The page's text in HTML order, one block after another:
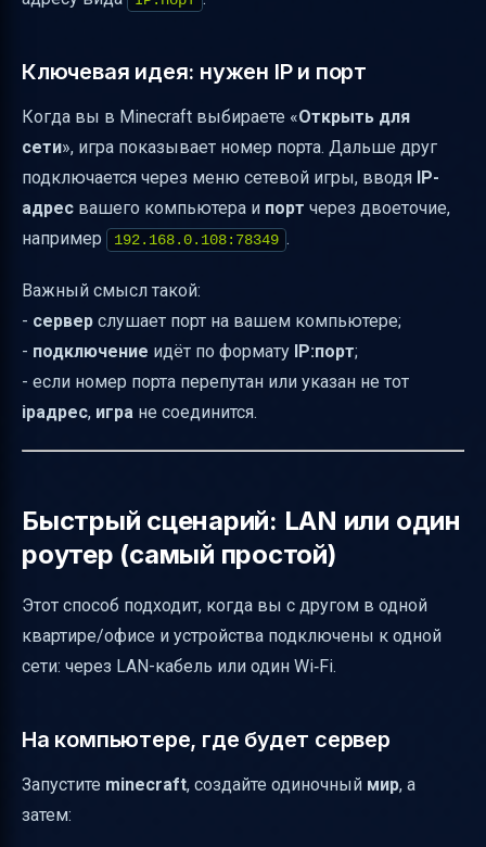
квартире
хочется возиться с портами
Если не коннектится: самые частые
причины (и что проверить)
Итог: как именно подключаться по порту
локального сервера Minecraft 1.12.2
Ключевая идея: нужен IP и порт
Когда вы в Minecraft выбираете «Открыть для
сети», игра показывает номер порта. Дальше друг
подключается через меню сетевой игры, вводя IP-
адрес вашего компьютера и порт через двоеточие,
например
192.168.0.108:78349 .
Важный смысл такой:
- сервер слушает порт на вашем компьютере;
- подключение идёт по формату IP:порт;
- если номер порта перепутан или указан не тот
ipадрес, игра не соединится.
Быстрый сценарий: LAN или один
роутер (самый простой)
Этот способ подходит, когда вы с другом в одной
квартире/офисе и устройства подключены к одной
сети: через LAN-кабель или один Wi‑Fi.
На компьютере, где будет сервер
Запустите minecraft, создайте одиночный мир, а
затем: